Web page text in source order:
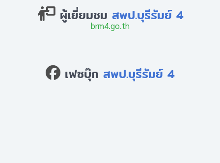
ผู้เยี่ยมชม สพป.บุรีรัมย์ 4
brm4.go.th
เฟซบุ๊ก สพป.บุรีรัมย์ 4